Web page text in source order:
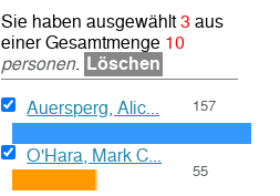
Sie haben ausgewählt3 aus
einer Gesamtmenge 10
personen. Löschen
Auersperg, Alic... 157
O'Hara, Mark C...
55